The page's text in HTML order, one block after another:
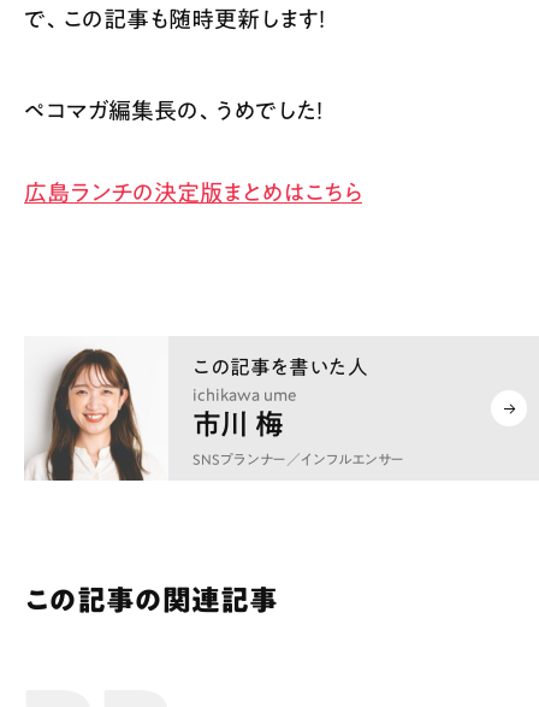
で、この記事も随時更新します！
ペコマガ編集長の、うめでした！
広島ランチの決定版まとめはこちら
ichikawa ume
市川 梅
SNSプランナー／インフルエンサー
この記事の関連記事